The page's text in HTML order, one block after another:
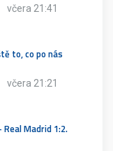
včera 21:41
to, co po nás
včera 21:21
Real Madrid 1:2.